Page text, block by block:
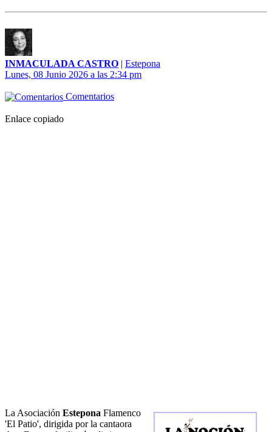
INMACULADA CASTRO | Estepona
Lunes, 08 Junio 2026 a las 2:34 pm
Comentarios
Enlace copiado
La Asociación Estepona Flamenco
'El Patio', dirigida por la cantaora